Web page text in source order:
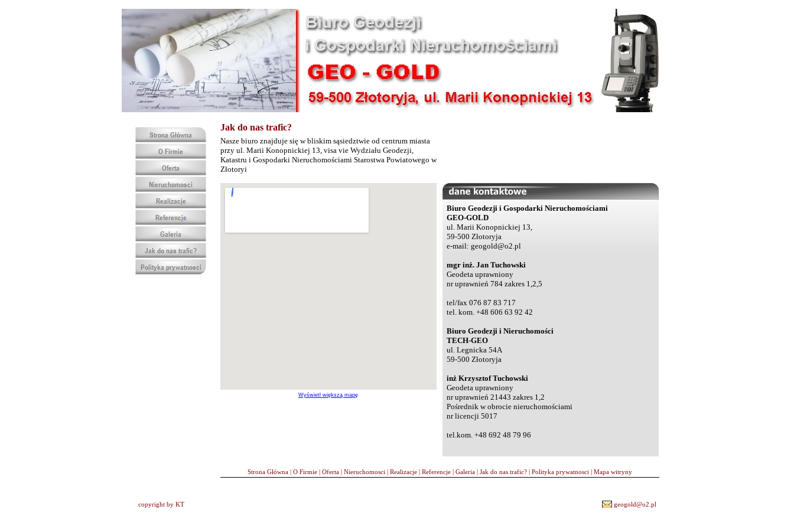
Jak do nas trafic?
Nasze biuro znajduje się w bliskim sąsiedztwie od centrum miasta
przy ul. Marii Konopnickiej 13, visa vie Wydziału Geodezji,
Katastru i Gospodarki Nieruchomościami Starostwa Powiatowego w
Złotoryi
Wyświetl większą mapę
Biuro Geodezji i Gospodarki Nieruchomościami
GEO-GOLD
ul. Marii Konopnickiej 13,
59-500 Złotoryja
e-mail: geogold@o2.pl
mgr inż. Jan Tuchowski
Geodeta uprawniony
nr uprawnień 784 zakres 1,2,5
tel/fax 076 87 83 717
tel. kom. +48 606 63 92 42
Biuro Geodezji i Nieruchomości
TECH-GEO
ul. Legnicka 54A
59-500 Złotoryja
inż Krzysztof Tuchowski
Geodeta uprawniony
nr uprawnień 21443 zakres 1,2
Pośrednik w obrocie nieruchomościami
nr licencji 5017
tel.kom. +48 692 48 79 96
Strona Główna| O Firmie| Oferta| Nieruchomosci | Realizacje| Referencje| Galeria| Jak do nas trafic?| Polityka prywatnosci | Mapa witryny
copyright by KT geogold@o2.pl